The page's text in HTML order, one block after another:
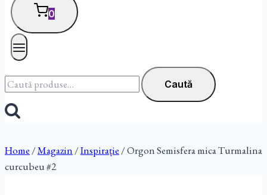
0
Caută
după:
Caută
Home /Magazin /Inspirație /Orgon Semisfera mica Turmalina
curcubeu #2